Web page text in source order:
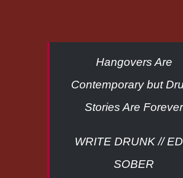
Hangovers Are
Contemporary but
Stories Are Forever
WRITE DRUNK //
SOBER